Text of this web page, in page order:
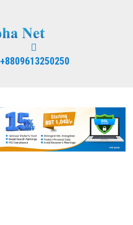
+8809613250250